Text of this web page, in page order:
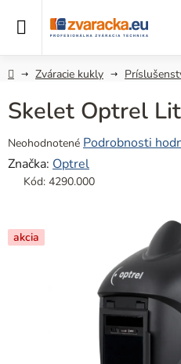
DomovZváracie kukly
Skelet Optrel
Priemerné
hodnotenie
produktu
z
5
Neohodnotené Podrobnosti
Značka: Optrel
Kód: 4290.000
akcia